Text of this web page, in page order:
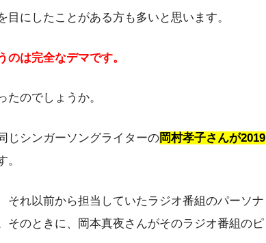
にしたことがある方も多いと思います。
のは完全なデマです。
のでしょうか。
じシンガーソングライターの岡村孝子さんが2019
。
それ以前から担当していたラジオ番組のパーソナ
そのときに、岡本真夜さんがそのラジオ番組のピ